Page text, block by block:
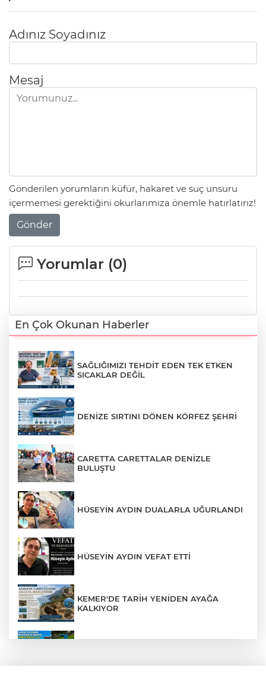
Adınız Soyadınız
Mesaj
Gönderilen yorumların küfür, hakaret ve suç unsuru
içermemesi gerektiğini okurlarımıza önemle hatırlatırız!
Gönder
Yorumlar (0)
En Çok Okunan Haberler
SAĞLIĞIMIZI TEHDİT EDEN TEK ETKEN
SICAKLAR DEĞİL
DENİZE SIRTINI DÖNEN KÖRFEZ ŞEHRİ
CARETTA CARETTALAR DENİZLE
BULUŞTU
HÜSEYİN AYDIN DUALARLA UĞURLANDI
HÜSEYİN AYDIN VEFAT ETTİ
KEMER'DE TARİH YENİDEN AYAĞA
KALKIYOR